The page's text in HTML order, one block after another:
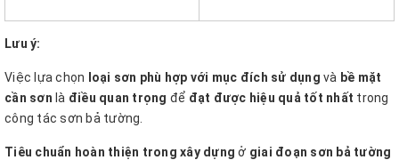
Lưu ý:
Việc lựa chọn loại sơn phù hợp với mục đích sử dụng và bề mặt
cần sơn là điều quan trọng để đạt được hiệu quả tốt nhất trong
công tác sơn bả tường.
Tiêu chuẩn hoàn thiện trong xây dựng ở giai đoạn sơn bả tường